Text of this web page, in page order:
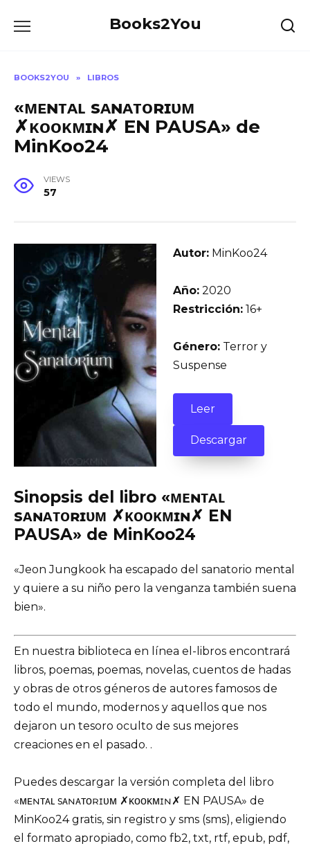
Books2You
BOOKS2YOU » LIBROS
«ᴍᴇɴᴛᴀʟ sᴀɴᴀᴛᴏʀɪᴜᴍ
✗ᴋᴏᴏᴋᴍɪɴ✗ EN PAUSA» de
MinKoo24
VIEWS
57
Autor: MinKoo24
Año: 2020
Restricción: 16+
Género: Terror y
Suspense
Leer
Descargar
Sinopsis del libro «ᴍᴇɴᴛᴀʟ
sᴀɴᴀᴛᴏʀɪᴜᴍ ✗ᴋᴏᴏᴋᴍɪɴ✗ EN
PAUSA» de MinKoo24
«Jeon Jungkook ha escapado del sanatorio mental
y quiere a su niño pero la venganza también suena
bien».
En nuestra biblioteca en línea el-libros encontrará
libros, poemas, poemas, novelas, cuentos de hadas
y obras de otros géneros de autores famosos de
todo el mundo, modernos y aquellos que nos
dejaron un tesoro oculto de sus mejores
creaciones en el pasado. .
Puedes descargar la versión completa del libro
«ᴍᴇɴᴛᴀʟ sᴀɴᴀᴛᴏʀɪᴜᴍ ✗ᴋᴏᴏᴋᴍɪɴ✗ EN PAUSA» de
MinKoo24 gratis, sin registro y sms (sms), eligiendo
el formato apropiado, como fb2, txt, rtf, epub, pdf,